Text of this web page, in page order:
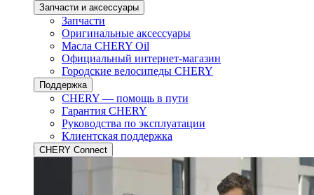
Запчасти и аксессуары
Запчасти
Оригинальные аксессуары
Масла CHERY Oil
Официальный интернет-магазин
Городские велосипеды CHERY
Поддержка
CHERY — помощь в пути
Гарантия CHERY
Руководства по эксплуатации
Клиентская поддержка
CHERY Connect